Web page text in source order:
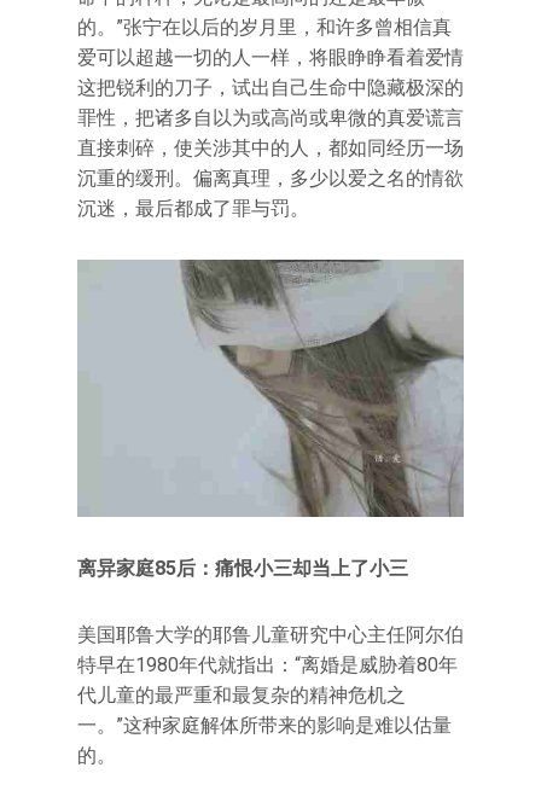
的。”张宁在以后的岁月里，和许多曾相信真
爱可以超越一切的人一样，将眼睁睁看着爱情
这把锐利的刀子，试出自己生命中隐藏极深的
罪性，把诸多自以为或高尚或卑微的真爱谎言
直接刺碎，使关涉其中的人，都如同经历一场
沉重的缓刑。偏离真理，多少以爱之名的情欲
沉迷，最后都成了罪与罚。
离异家庭85后：痛恨小三却当上了小三
美国耶鲁大学的耶鲁儿童研究中心主任阿尔伯
特早在1980年代就指出：“离婚是威胁着80年
代儿童的最严重和最复杂的精神危机之
一。”这种家庭解体所带来的影响是难以估量
的。